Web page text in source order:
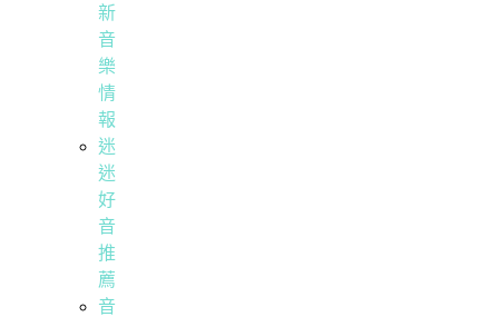
新
音
樂
情
報
迷
迷
好
音
推
薦
音